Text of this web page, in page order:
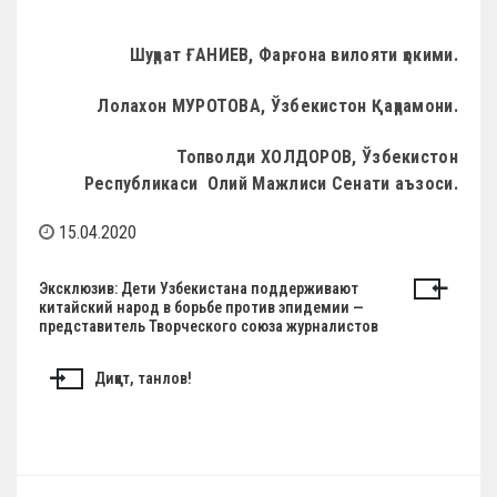
Шуҳрат ҒАНИЕВ, Фарғона вилояти ҳокими.
Лолахон МУРОТОВА, Ўзбекистон Қаҳрамони.
Топволди ХОЛДОРОВ, Ўзбекистон
Республикаси Олий Мажлиси Сенати аъзоси.
15.04.2020
Н
а
и
Эксклюзив: Дети Узбекистана поддерживают
китайский народ в борьбе против эпидемии —
представитель Творческого союза журналистов
Диққат, танлов!